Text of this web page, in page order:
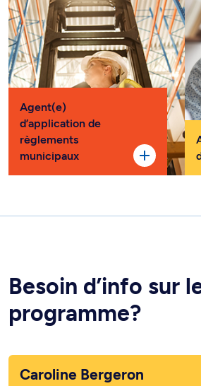
Agent(e)
d’application de
règlements
municipaux
programme?
Responsable de programme
514 343-6111, poste 2917